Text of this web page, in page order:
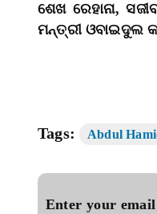
ଶେଖ ରେହାନା,
ମନ୍ତ୍ରୀ ଓବାଇଦୁଲ
Tags: Abdul
Enter your